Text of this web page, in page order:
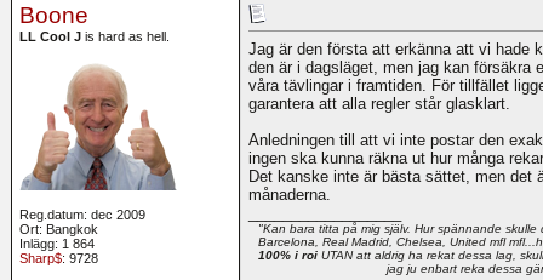
Boone
LL Cool J is hard as hell.
Reg.datum: dec 2009
Ort: Bangkok
Inlägg: 1 864
Sharp$: 9728
Jag är den första att erkänna att vi hade
den är i dagsläget, men jag kan försäkra
våra tävlingar i framtiden. För tillfället
garantera att alla regler står glasklart.
Anledningen till att vi inte postar den
ingen ska kunna räkna ut hur många
Det kanske inte är bästa sättet, men det
månaderna.
"Kan bara titta på mig själv. Hur spännande
Barcelona, Real Madrid, Chelsea, United mfl
100% i roi UTAN att aldrig ha rekat dessa lag,
jag ju enbart reka dessa